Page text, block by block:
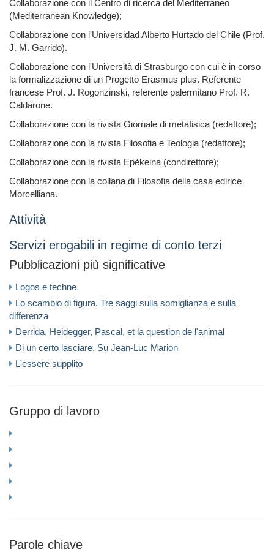
Collaborazione con il Centro di ricerca del Mediterraneo
(Mediterranean Knowledge);
Collaborazione con l'Universidad Alberto Hurtado del Chile (Prof.
J. M. Garrido).
Collaborazione con l'Università di Strasburgo con cui è in corso
la formalizzazione di un Progetto Erasmus plus. Referente
francese Prof. J. Rogonzinski, referente palermitano Prof. R.
Caldarone.
Collaborazione con la rivista Giornale di metafisica (redattore);
Collaborazione con la rivista Filosofia e Teologia (redattore);
Collaborazione con la rivista Epèkeina (condirettore);
Collaborazione con la collana di Filosofia della casa edirice
Morcelliana.
Attività
Servizi erogabili in regime di conto terzi
Pubblicazioni più significative
Logos e techne
Lo scambio di figura. Tre saggi sulla somiglianza e sulla
differenza
Derrida, Heidegger, Pascal, et la question de l'animal
Di un certo lasciare. Su Jean-Luc Marion
L'essere supplito
Gruppo di lavoro
Parole chiave